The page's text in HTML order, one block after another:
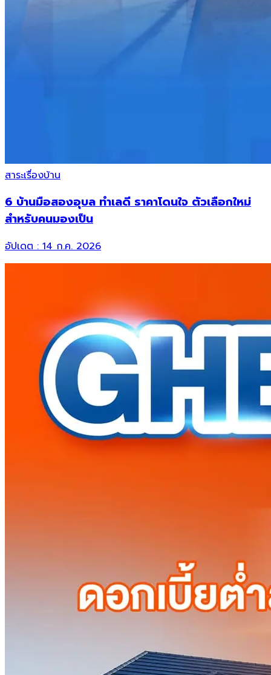
สาระเรื่องบ้าน
6 บ้านมือสองอุบล ทำเลดี ราคาโดนใจ ตัวเลือกใหม่
สำหรับคนมองเป็น
อัปเดต :14 ก.ค. 2026